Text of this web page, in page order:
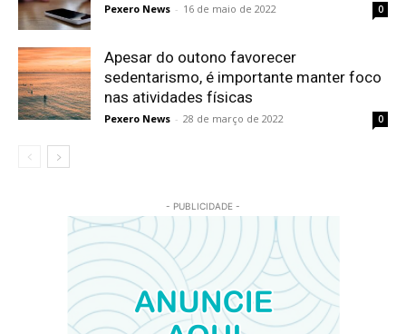
Pexero News - 16 de maio de 2022 0
Apesar do outono favorecer
sedentarismo, é importante manter foco
nas atividades físicas
Pexero News - 28 de março de 2022 0
- PUBLICIDADE -